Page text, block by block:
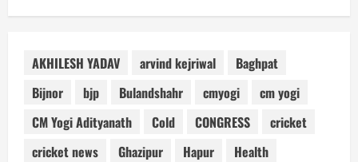
AKHILESH YADAV arvind kejriwal
Baghpat
Bijnor
bjp Bulandshahr cmyogi
cm yogi
CM Yogi Adityanath
Cold CONGRESS
cricket
cricket news
Ghazipur Hapur
Health